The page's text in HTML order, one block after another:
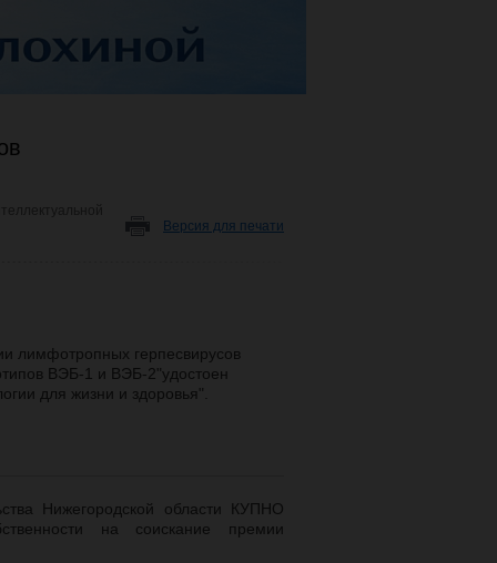
Версия для печати
лимфотропных герпесвирусов
ВЭБ-1 и ВЭБ-2"удостоен
для жизни и здоровья".
Нижегородской области КУПНО
на соискание премии